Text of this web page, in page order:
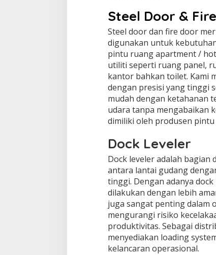
Steel Door &
Steel door dan fire door
digunakan untuk
pintu ruang apartment /
utiliti seperti ruang panel,
kantor bahkan toilet. Kami
dengan presisi yang tinggi
mudah dengan ketahanan
udara tanpa mengabaikan
dimiliki oleh produsen pintu
Dock Leveler
Dock leveler adalah bagian
antara lantai gudang
tinggi. Dengan adanya
dilakukan dengan lebih
juga sangat penting dalam
mengurangi risiko
produktivitas. Sebagai
menyediakan loading
kelancaran operasional.